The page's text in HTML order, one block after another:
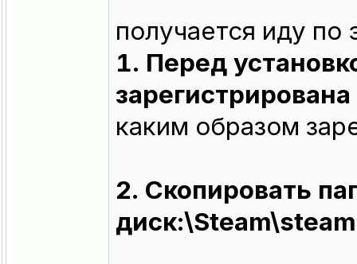
получается иду
1. Перед
каким образом
2. Скопировать